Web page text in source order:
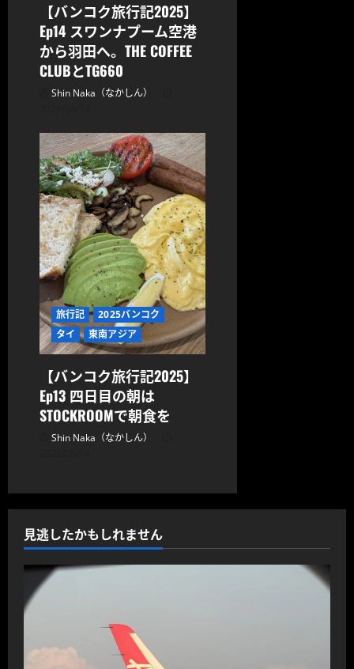
【バンコク旅行記2025】
Ep14 スワンナプーム空港
から羽田へ。THE COFFEE
CLUBとTG660
Shin Naka（なかしん）
旅行記
2025バンコク
タイ
東南アジア
【バンコク旅行記2025】
Ep13 四日目の朝は
STOCKROOMで朝食を
Shin Naka（なかしん）
見逃したかもしれません